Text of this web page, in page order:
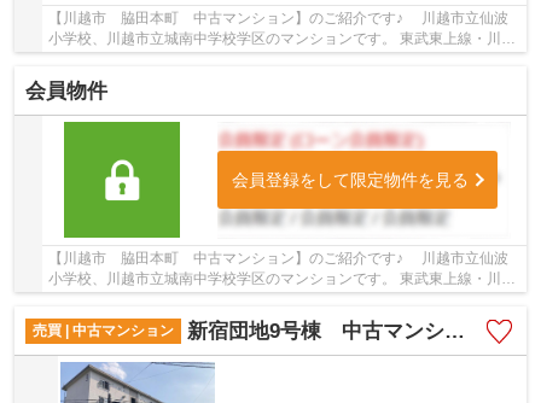
【川越市 脇田本町 中古マンション】のご紹介です♪ 川越市立仙波
小学校、川越市立城南中学校学区のマンションです。 東武東上線・川越
線沿線のマンション♪川越駅徒歩4分のマンショ...
会員物件
会員登録をして限定物件を見る
【川越市 脇田本町 中古マンション】のご紹介です♪ 川越市立仙波
小学校、川越市立城南中学校学区のマンションです。 東武東上線・川越
線沿線のマンション♪川越駅徒歩5分のマンショ...
売買 | 中古マンション
新宿団地9号棟 中古マンション